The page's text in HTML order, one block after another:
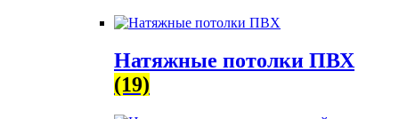
Натяжные потолки ПВХ
(19)